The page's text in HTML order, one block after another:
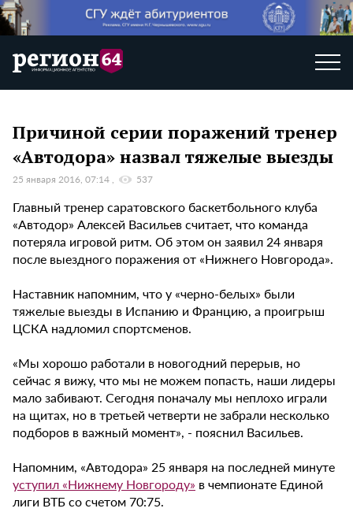
Причиной серии поражений тренер
«Автодора» назвал тяжелые выезды
25 января 2016, 07:14 537
Главный тренер саратовского баскетбольного клуба
«Автодор» Алексей Васильев считает, что команда
потеряла игровой ритм. Об этом он заявил 24 января
после выездного поражения от «Нижнего Новгорода».
Наставник напомним, что у «черно-белых» были
тяжелые выезды в Испанию и Францию, а проигрыш
ЦСКА надломил спортсменов.
«Мы хорошо работали в новогодний перерыв, но
сейчас я вижу, что мы не можем попасть, наши лидеры
мало забивают. Сегодня поначалу мы неплохо играли
на щитах, но в третьей четверти не забрали несколько
подборов в важный момент», - пояснил Васильев.
Напомним, «Автодора» 25 января на последней минуте
уступил «Нижнему Новгороду» в чемпионате Единой
лиги ВТБ со счетом 70:75.